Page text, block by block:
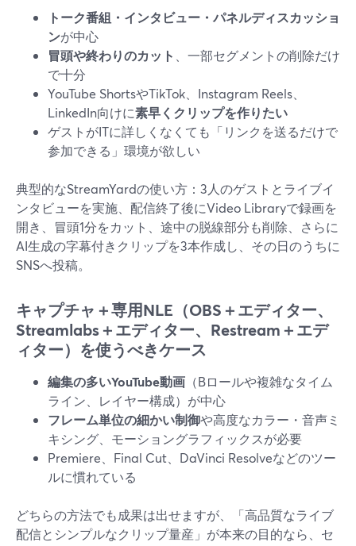
トーク番組・インタビュー・パネルディスカッショ
ンが中心
冒頭や終わりのカット
、一部セグメントの削除だけ
で十分
YouTube ShortsやTikTok、Instagram Reels、
LinkedIn向けに素早くクリップを作りたい
ゲストがITに詳しくなくても「リンクを送るだけで
参加できる」環境が欲しい
典型的なStreamYardの使い方：3人のゲストとライブイ
ンタビューを実施、配信終了後にVideo Libraryで録画を
開き、冒頭1分をカット、途中の脱線部分も削除、さらに
AI生成の字幕付きクリップを3本作成し、その日のうちに
SNSへ投稿。
キャプチャ＋専用NLE（OBS＋エディター、
Streamlabs＋エディター、Restream＋エデ
ィター）を使うべきケース
編集の多いYouTube動画 （Bロールや複雑なタイム
ライン、レイヤー構成）が中心
フレーム単位の細かい制御や高度なカラー・音声ミ
キシング、モーショングラフィックスが必要
Premiere、Final Cut、DaVinci Resolveなどのツー
ルに慣れている
どちらの方法でも成果は出せますが、「高品質なライブ
配信とシンプルなクリップ量産」が本来の目的なら、セ